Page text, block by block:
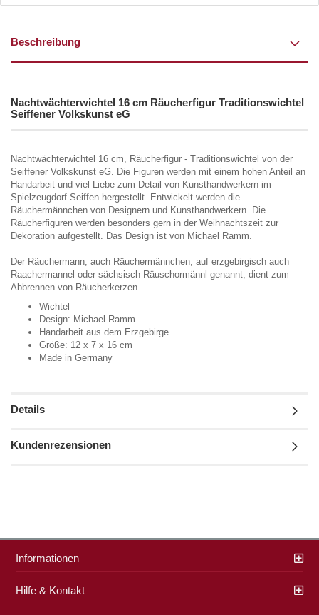
Beschreibung
Nachtwächterwichtel 16 cm Räucherfigur Traditionswichtel
Seiffener Volkskunst eG
Nachtwächterwichtel 16 cm, Räucherfigur - Traditionswichtel von der
Seiffener Volkskunst eG. Die Figuren werden mit einem hohen Anteil an
Handarbeit und viel Liebe zum Detail von Kunsthandwerkern im
Spielzeugdorf Seiffen hergestellt. Entwickelt werden die
Räuchermännchen von Designern und Kunsthandwerkern. Die
Räucherfiguren werden besonders gern in der Weihnachtszeit zur
Dekoration aufgestellt. Das Design ist von Michael Ramm.
Der Räuchermann, auch Räuchermännchen, auf erzgebirgisch auch
Raachermannel oder sächsisch Räuschormännl genannt, dient zum
Abbrennen von Räucherkerzen.
Wichtel
Design: Michael Ramm
Handarbeit aus dem Erzgebirge
Größe: 12 x 7 x 16 cm
Made in Germany
Details
Kundenrezensionen
Informationen
Hilfe & Kontakt